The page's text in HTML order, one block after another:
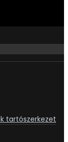
tartószerkezet